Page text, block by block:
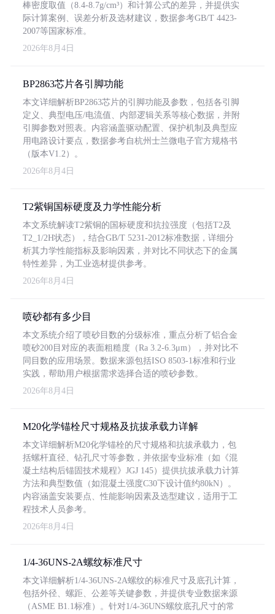
棒密度取值（8.4-8.7g/cm³）和计算公式的差异，并提供实
际计算案例、误差分析及选材建议，数据参考GB/T 4423-
2007等国家标准。
2026年8月4日
BP2863芯片各引脚功能
本文详细解析BP2863芯片的引脚功能及参数，包括各引脚
定义、典型电压/电流值、内部逻辑关系等核心数据，并附
引脚参数对照表。内容涵盖驱动配置、保护机制及典型应
用电路设计要点，数据参考自杭州士兰微电子官方规格书
（版本V1.2）。
2026年8月4日
T2紫铜国标硬度及力学性能分析
本文系统解读T2紫铜的国标硬度和抗拉强度（包括T2及
T2_1/2H状态），结合GB/T 5231-2012标准数据，详细分
析其力学性能指标及影响因素，并对比不同状态下的金属
特性差异，为工业选材提供参考。
2026年8月4日
喷砂都有多少目
本文系统介绍了喷砂目数的分级标准，重点分析了铝合金
喷砂200目对应的表面粗糙度（Ra 3.2-6.3μm），并对比不
同目数的应用场景。数据来源包括ISO 8503-1标准和行业
实践，帮助用户根据需求选择合适的喷砂参数。
2026年8月4日
M20化学锚栓尺寸规格及抗拔承载力详解
本文详细解析M20化学锚栓的尺寸规格和抗拔承载力，包
括螺杆直径、钻孔尺寸等参数，并依据专业标准（如《混
凝土结构后锚固技术规程》JGJ 145）提供抗拔承载力计算
方法和典型数值（如混凝土强度C30下设计值约80kN）。
内容涵盖安装要点、性能影响因素及选型建议，适用于工
程技术人员参考。
2026年8月4日
1/4-36UNS-2A螺纹标准尺寸
本文详细解析1/4-36UNS-2A螺纹的标准尺寸及底孔计算，
包括外径、螺距、公差等关键参数，并提供专业数据来源
（ASME B1.1标准）。针对1/4-36UNS螺纹底孔尺寸的常